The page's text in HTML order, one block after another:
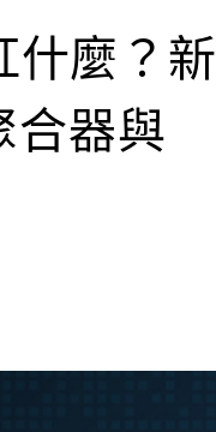
麼？新
合器與